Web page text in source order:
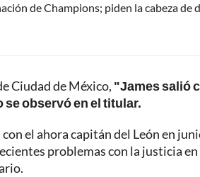
de Champions; piden la cabeza de
Ciudad de México, "James salió
se observó en el titular.
el ahora capitán del León en
problemas con la justicia